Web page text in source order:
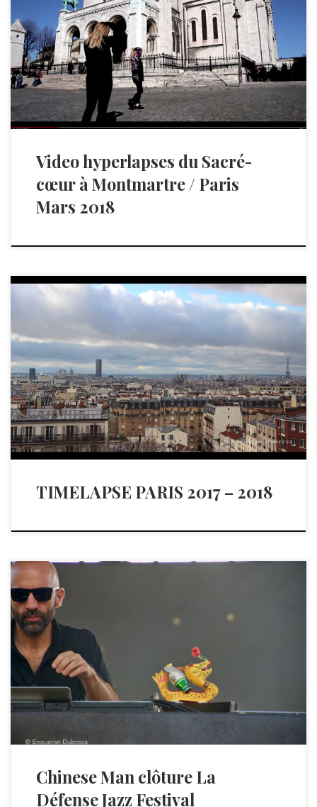
Video hyperlapses du Sacré-cœur à Montmartre / Paris Mars
2018 […]
Video hyperlapses du Sacré-
cœur à Montmartre / Paris
Mars 2018
TIMELAPSE PARIS Timelapse réalisé avec un appareil 600D
canon équipé […]
TIMELAPSE PARIS 2017 – 2018
Chinese Man clôture La
Défense Jazz Festival